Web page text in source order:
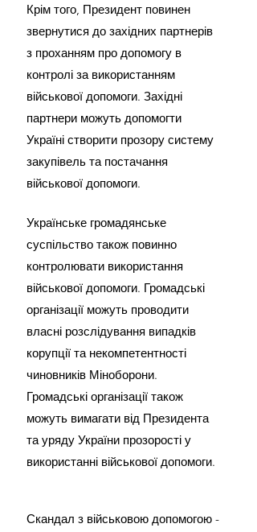
Крім того, Президент повинен
звернутися до західних партнерів
з проханням про допомогу в
контролі за використанням
військової допомоги. Західні
партнери можуть допомогти
Україні створити прозору систему
закупівель та постачання
військової допомоги.
Українське громадянське
суспільство також повинно
контролювати використання
військової допомоги. Громадські
організації можуть проводити
власні розслідування випадків
корупції та некомпетентності
чиновників Міноборони.
Громадські організації також
можуть вимагати від Президента
та уряду України прозорості у
використанні військової допомоги.
Скандал з військовою допомогою -